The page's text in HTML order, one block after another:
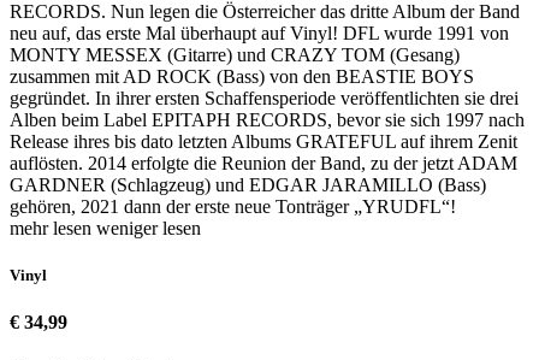
RECORDS. Nun legen die Österreicher das dritte Album der Band
neu auf, das erste Mal überhaupt auf Vinyl! DFL wurde 1991 von
MONTY MESSEX (Gitarre) und CRAZY TOM (Gesang)
zusammen mit AD ROCK (Bass) von den BEASTIE BOYS
gegründet. In ihrer ersten Schaffensperiode veröffentlichten sie drei
Alben beim Label EPITAPH RECORDS, bevor sie sich 1997 nach
Release ihres bis dato letzten Albums GRATEFUL auf ihrem Zenit
auflösten. 2014 erfolgte die Reunion der Band, zu der jetzt ADAM
GARDNER (Schlagzeug) und EDGAR JARAMILLO (Bass)
gehören, 2021 dann der erste neue Tonträger „YRUDFL“!
mehr lesen weniger lesen
Vinyl
€ 34,99